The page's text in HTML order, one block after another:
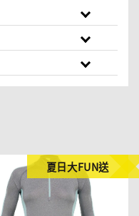
夏日大FUN送